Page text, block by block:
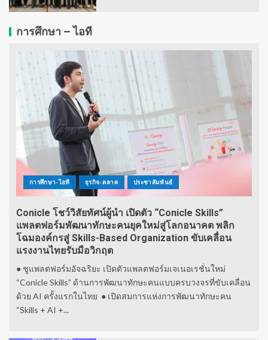
การศึกษา – ไอที
การศึกษา-ไอที ธุรกิจ-ตลาด ประชาสัมพันธ์
Conicle โชว์วิสัยทัศน์ผู้นำ เปิดตัว “Conicle Skills”
แพลตฟอร์มพัฒนาทักษะคนยุคใหม่สู่โลกอนาคต พลิก
โฉมองค์กรสู่ Skills-Based Organization ขับเคลื่อน
แรงงานไทยรับมือวิกฤต
● ชูแพลตฟอร์มอัจฉริยะ เปิดตัวแพลตฟอร์มเจเนอเรชั่นใหม่
“Conicle Skills” ด้านการพัฒนาทักษะคนแบบครบวงจรที่ขับเคลื่อน
ด้วย AI ครั้งแรกในไทย ● เปิดสมการแห่งการพัฒนาทักษะคน
“Skills + AI +...